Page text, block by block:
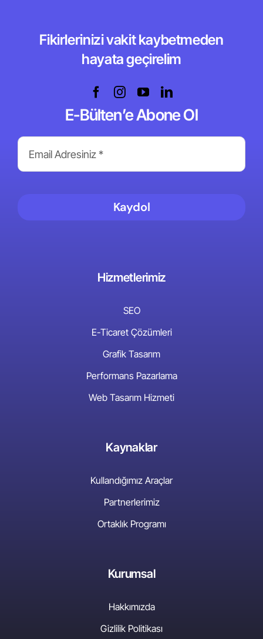
Fikirlerinizi vakit kaybetmeden
hayata geçirelim
E-Bülten’e Abone Ol
Kaydol
Hizmetlerimiz
SEO
E-Ticaret Çözümleri
Grafik Tasarım
Performans Pazarlama
Web Tasarım Hizmeti
Kaynaklar
Kullandığımız Araçlar
Partnerlerimiz
Ortaklık Programı
Kurumsal
Hakkımızda
Gizlilik Politikası